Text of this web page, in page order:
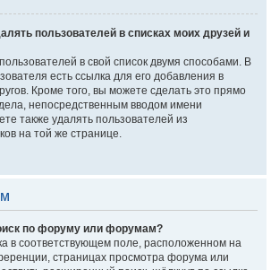
пользователей в списках моих друзей и
в свой список двумя способами. В
есть ссылка для его добавления в
Кроме того, вы можете сделать это прямо
непосредственным вводом имени
также удалять пользователей из
на той же странице.
по форуму или форумам?
в соответствующем поле, расположенном на
страницах просмотра форума или